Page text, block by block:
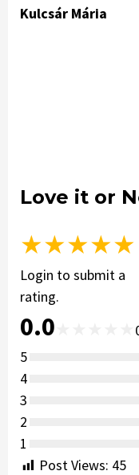
Kulcsár Mária
Love it or
★★★★★
Login to submit a
rating.
0.0
5
4
3
2
1
Post Views: 45